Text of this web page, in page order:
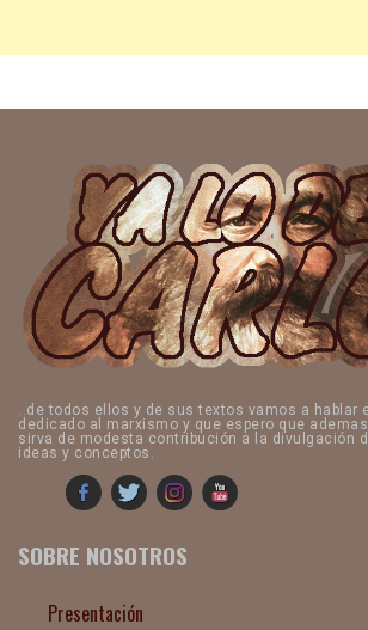
..de todos ellos y de sus textos vamos a hablar
dedicado al marxismo y que espero que
sirva de modesta contribución a la divulgación
ideas y conceptos.
SOBRE NOSOTROS
Presentación